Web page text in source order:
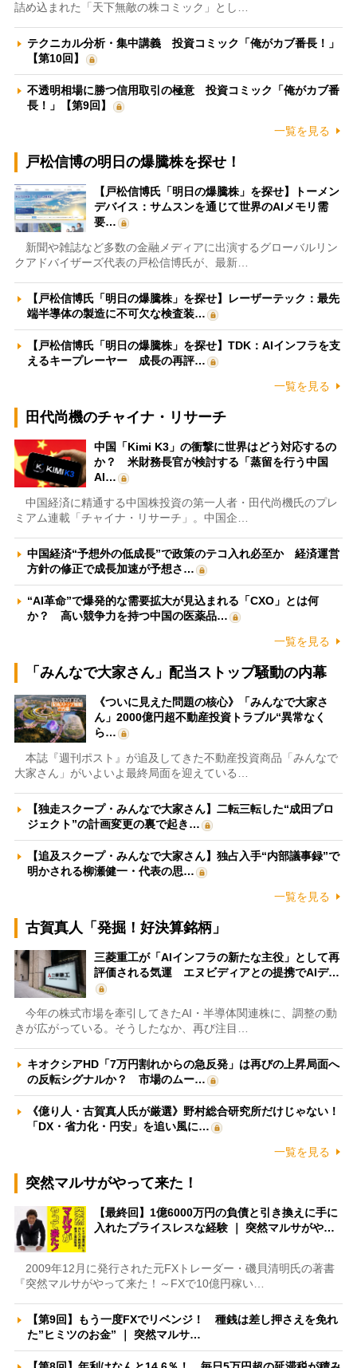
詰め込まれた「天下無敵の株コミック」とし…
テクニカル分析・集中講義 投資コミック「俺がカブ番長！」
【第10回】
不透明相場に勝つ信用取引の極意 投資コミック「俺がカブ番
長！」【第9回】
一覧を見る
戸松信博の明日の爆騰株を探せ！
【戸松信博氏「明日の爆騰株」を探せ】トーメン
デバイス：サムスンを通じて世界のAIメモリ需
要…
新聞や雑誌など多数の金融メディアに出演するグローバルリン
クアドバイザーズ代表の戸松信博氏が、最新…
【戸松信博氏「明日の爆騰株」を探せ】レーザーテック：最先
端半導体の製造に不可欠な検査装…
【戸松信博氏「明日の爆騰株」を探せ】TDK：AIインフラを支
えるキープレーヤー 成長の再評…
一覧を見る
田代尚機のチャイナ・リサーチ
中国「Kimi K3」の衝撃に世界はどう対応するの
か？ 米財務長官が検討する「蒸留を行う中国
AI…
中国経済に精通する中国株投資の第一人者・田代尚機氏のプレ
ミアム連載「チャイナ・リサーチ」。中国企…
中国経済“予想外の低成長”で政策のテコ入れ必至か 経済運営
方針の修正で成長加速が予想さ…
“AI革命”で爆発的な需要拡大が見込まれる「CXO」とは何
か？ 高い競争力を持つ中国の医薬品…
一覧を見る
「みんなで大家さん」配当ストップ騒動の内幕
《ついに見えた問題の核心》「みんなで大家さ
ん」2000億円超不動産投資トラブル“異常なく
ら…
本誌『週刊ポスト』が追及してきた不動産投資商品「みんなで
大家さん」がいよいよ最終局面を迎えている…
【独走スクープ・みんなで大家さん】二転三転した“成田プロ
ジェクト”の計画変更の裏で起き…
【追及スクープ・みんなで大家さん】独占入手“内部議事録”で
明かされる柳瀬健一・代表の思…
一覧を見る
古賀真人「発掘！好決算銘柄」
三菱重工が「AIインフラの新たな主役」として再
評価される気運 エヌビディアとの提携でAIデ…
今年の株式市場を牽引してきたAI・半導体関連株に、調整の動
きが広がっている。そうしたなか、再び注目…
キオクシアHD「7万円割れからの急反発」は再びの上昇局面へ
の反転シグナルか？ 市場のムー…
《億り人・古賀真人氏が厳選》野村総合研究所だけじゃない！
「DX・省力化・円安」を追い風に…
一覧を見る
突然マルサがやって来た！
【最終回】1億6000万円の負債と引き換えに手に
入れたプライスレスな経験 ｜ 突然マルサがや…
2009年12月に発行された元FXトレーダー・磯貝清明氏の著書
『突然マルサがやって来た！～FXで10億円稼い…
【第9回】もう一度FXでリベンジ！ 種銭は差し押さえを免れ
た”ヒミツのお金” ｜ 突然マルサ…